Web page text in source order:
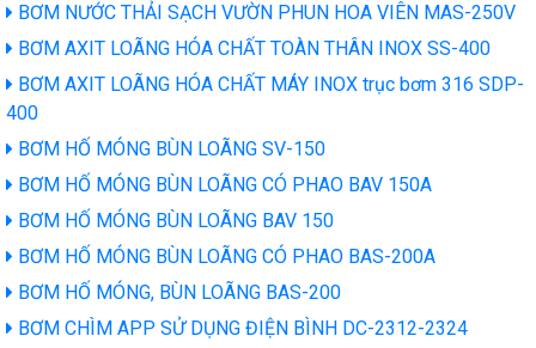
BƠM NƯỚC THẢI SẠCH VƯỜN PHUN HOA VIÊN MAS-250V
BƠM AXIT LOÃNG HÓA CHẤT TOÀN THÂN INOX SS-400
BƠM AXIT LOÃNG HÓA CHẤT MÁY INOX trục bơm 316 SDP-
400
BƠM HỐ MÓNG BÙN LOÃNG SV-150
BƠM HỐ MÓNG BÙN LOÃNG CÓ PHAO BAV 150A
BƠM HỐ MÓNG BÙN LOÃNG BAV 150
BƠM HỐ MÓNG BÙN LOÃNG CÓ PHAO BAS-200A
BƠM HỐ MÓNG, BÙN LOÃNG BAS-200
BƠM CHÌM APP SỬ DỤNG ĐIỆN BÌNH DC-2312-2324